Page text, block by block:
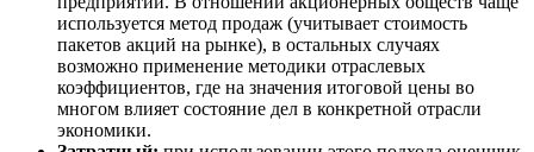
используется метод продаж (учитывает стоимость
пакетов акций на рынке), в остальных случаях
возможно применение методики отраслевых
коэффициентов, где на значения итоговой цены во
многом влияет состояние дел в конкретной отрасли
экономики.
Вятские Поляны
Гатчина
Геленджик
Георгиевск